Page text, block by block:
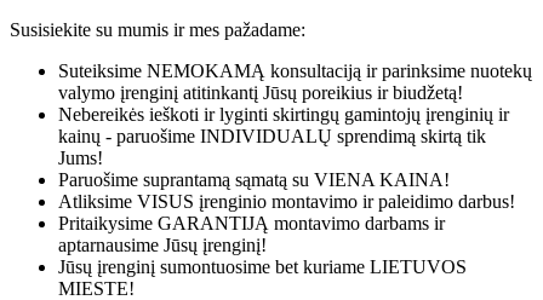
Susisiekite su mumis ir mes pažadame:
Suteiksime NEMOKAMĄ konsultaciją ir parinksime nuotekų
valymo įrenginį atitinkantį Jūsų poreikius ir biudžetą!
Nebereikės ieškoti ir lyginti skirtingų gamintojų įrenginių ir
kainų - paruošime INDIVIDUALŲ sprendimą skirtą tik
Jums!
Paruošime suprantamą sąmatą su VIENA KAINA!
Atliksime VISUS įrenginio montavimo ir paleidimo darbus!
Pritaikysime GARANTIJĄ montavimo darbams ir
aptarnausime Jūsų įrenginį!
Jūsų įrenginį sumontuosime bet kuriame LIETUVOS
MIESTE!